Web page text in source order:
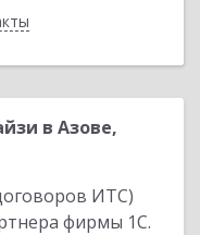
в Азове,
ИТС)
фирмы 1С.